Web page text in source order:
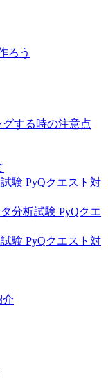
ろう
する時の注意点
験 PyQクエスト対
分析試験 PyQクエ
験 PyQクエスト対
介